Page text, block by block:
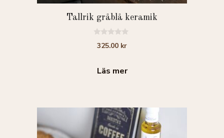
Tallrik gråblå keramik
325.00 kr
Läs mer